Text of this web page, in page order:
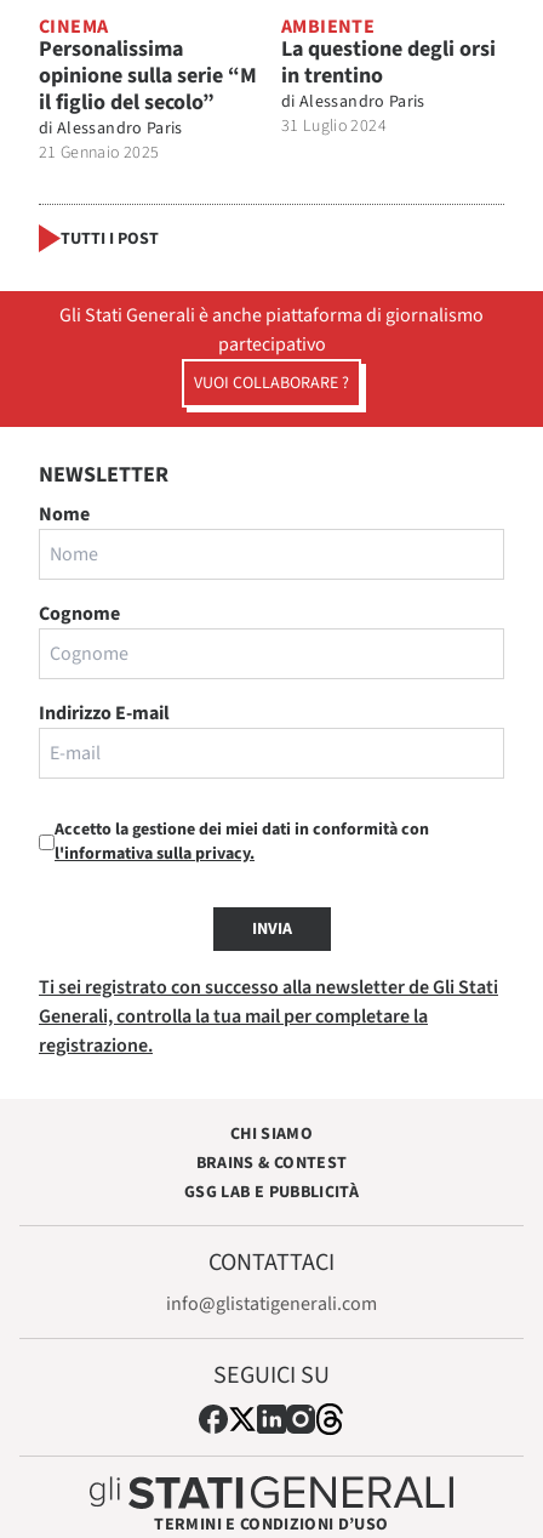
CINEMA
Personalissima
opinione sulla serie “M
il figlio del secolo”
di Alessandro Paris
21 Gennaio 2025
AMBIENTE
La questione degli orsi
in trentino
di Alessandro Paris
31 Luglio 2024
TUTTI I POST
Gli Stati Generali è anche piattaforma di giornalismo
partecipativo
VUOI COLLABORARE ?
NEWSLETTER
Nome
Cognome
Indirizzo E-mail
Accetto la gestione dei miei dati in conformità con
l'informativa sulla privacy.
INVIA
Ti sei registrato con successo alla newsletter de Gli Stati
Generali, controlla la tua mail per completare la
registrazione.
CHI SIAMO
BRAINS & CONTEST
GSG LAB E PUBBLICITÀ
CONTATTACI
info@glistatigenerali.com
SEGUICI SU
TERMINI E CONDIZIONI D’USO